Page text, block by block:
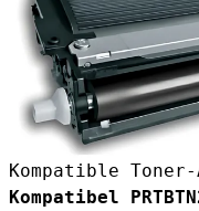
Kompatible
Kompatibel